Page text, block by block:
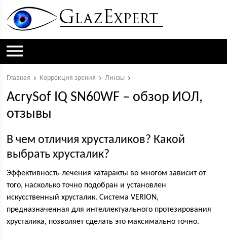
Главная Коррекция зрения Линзы
AcrySof IQ SN60WF – обзор ИОЛ,
отзывы
В чем отличия хрусталиков? Какой
выбрать хрусталик?
Эффективность лечения катаракты во многом зависит от
того, насколько точно подобран и установлен
искусственный хрусталик. Система VERION,
предназначенная для интеллектуального протезирования
хрусталика, позволяет сделать это максимально точно.